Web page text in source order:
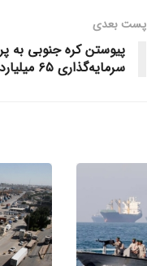
پست‌ بعدی
پیوستن کره جنوبی به
سرمایه‌گذاری ۶۵ میلیارد دلاری